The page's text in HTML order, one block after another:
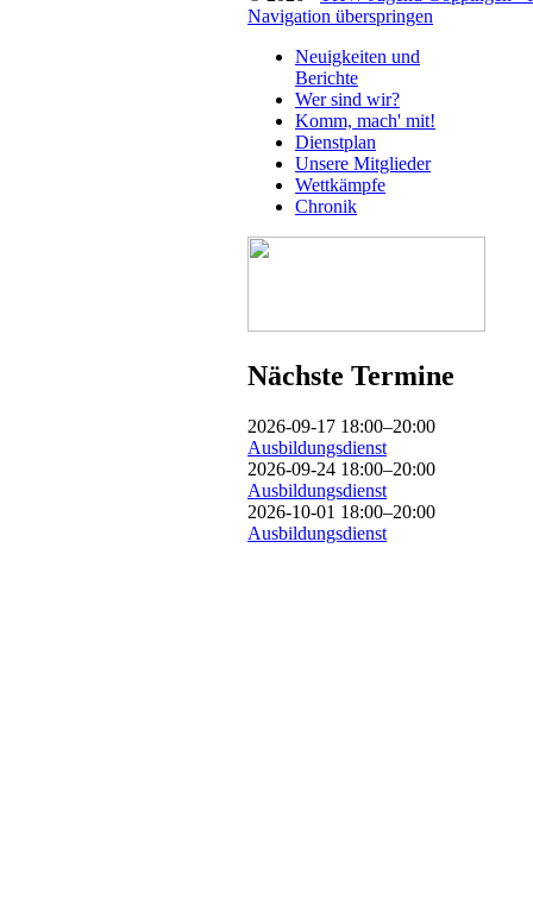
Navigation überspringen
Neuigkeiten und
Berichte
Wer sind wir?
Komm, mach' mit!
Dienstplan
Unsere Mitglieder
Wettkämpfe
Chronik
Nächste Termine
2026-09-17 18:00–20:00
Ausbildungsdienst
2026-09-24 18:00–20:00
Ausbildungsdienst
2026-10-01 18:00–20:00
Ausbildungsdienst